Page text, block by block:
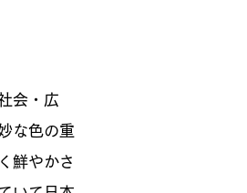
会・広
な色の重
鮮やかさ